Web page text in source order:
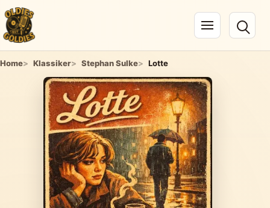
Navigation öffnen
Home Klassiker Stephan Sulke Lotte